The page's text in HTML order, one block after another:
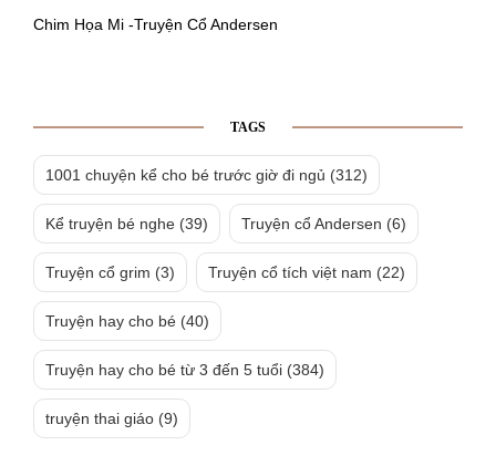
Chim Họa Mi -Truyện Cổ Andersen
TAGS
1001 chuyện kể cho bé trước giờ đi ngủ (312)
Kể truyện bé nghe (39) Truyện cổ Andersen (6)
Truyện cổ grim (3) Truyện cổ tích việt nam (22)
Truyện hay cho bé (40)
Truyện hay cho bé từ 3 đến 5 tuổi (384)
truyện thai giáo (9)